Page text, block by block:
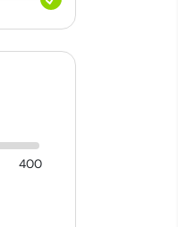
400